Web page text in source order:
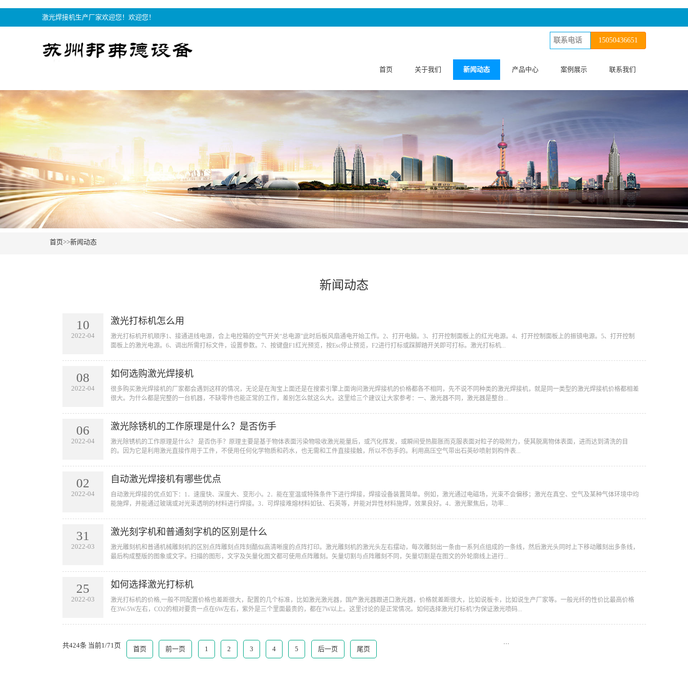
激光焊接机生产厂家欢迎您！欢迎您！
15050436651
首页 关于我们 新闻动态 产品中心 案例展示 联系我们
首页>>新闻动态
新闻动态
10
2022-04
激光打标机怎么用
​激光打标机开机顺序1、接通进线电源，合上电控箱的空气开关“总电源”此时后板风扇通电开始工作。2、打开电脑。3、打开控制面板上的红光电源。4、打开控制面板上的振镜电源。5、打开控制
面板上的激光电源。6、调出所需打标文件，设置参数。7、按键盘F1红光预览，按Esc停止预览，F2进行打标或踩脚踏开关即可打标。激光打标机...
08
2022-04
如何选购激光焊接机
​很多购买激光焊接机的厂家都会遇到这样的情况，无论是在淘宝上面还是在搜索引擎上面询问激光焊接机的价格都各不相同，先不说不同种类的激光焊接机，就是同一类型的激光焊接机价格都相差
很大。为什么都是完整的一台机器，不缺零件也能正常的工作，差别怎么就这么大。这里给三个建议让大家参考：一、激光器不同，激光器是整台...
06
2022-04
激光除锈机的工作原理是什么？是否伤手
​激光除锈机的工作原理是什么？ 是否伤手？原理主要是基于物体表面污染物吸收激光能量后，或汽化挥发，或瞬间受热膨胀而克服表面对粒子的吸附力，使其脱离物体表面，进而达到清洗的目
的。因为它是利用激光直接作用于工件，不使用任何化学物质和药水，也无需和工件直接接触，所以不伤手的。利用高压空气带出石英砂喷射到构件表...
02
2022-04
自动激光焊接机有哪些优点
​自动激光焊接的优点如下：1．速度快、深度大、变形小。2．能在室温或特殊条件下进行焊接，焊接设备装置简单。例如，激光通过电磁场，光束不会偏移；激光在真空、空气及某种气体环境中均
能施焊，并能通过玻璃或对光束透明的材料进行焊接。3．可焊接难熔材料如钛、石英等，并能对异性材料施焊，效果良好。4．激光聚焦后，功率...
31
2022-03
激光刻字机和普通刻字机的区别是什么
​激光雕刻机和普通机械雕刻机的区别点阵雕刻点阵刻酷似高清晰度的点阵打印。激光雕刻机的激光头左右摆动，每次雕刻出一条由一系列点组成的一条线，然后激光头同时上下移动雕刻出多条线，
最后构成整版的图象或文字。扫描的图形，文字及矢量化图文都可使用点阵雕刻。矢量切割与点阵雕刻不同，矢量切割是在图文的外轮廓线上进行...
25
2022-03
如何选择激光打标机
​激光打标机的价格,一般不同配置价格也差距很大，配置的几个标准，比如激光激光器，国产激光器跟进口激光器，价格就差距很大，比如说板卡，比如说生产厂家等。一般光纤的性价比最高价格
在3W-5W左右，CO2的相对要贵一点在6W左右，紫外是三个里面最贵的，都在7W以上。这里讨论的是正常情况。如何选择激光打标机?为保证激光喷码...
共424条 当前1/71页 首页 前一页 1 2 3 4 5
···
后一页 尾页